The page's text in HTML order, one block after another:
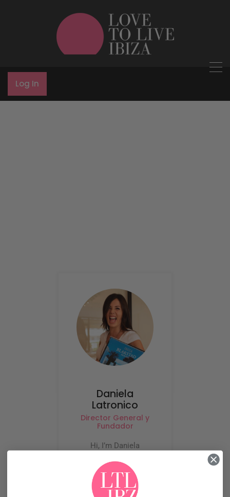
Log In
Daniela
Latronico
Director General y
Fundador
Hi, I’m Daniela
Latronico, founder &
CEO of Love to Live
Ibiza (former Real